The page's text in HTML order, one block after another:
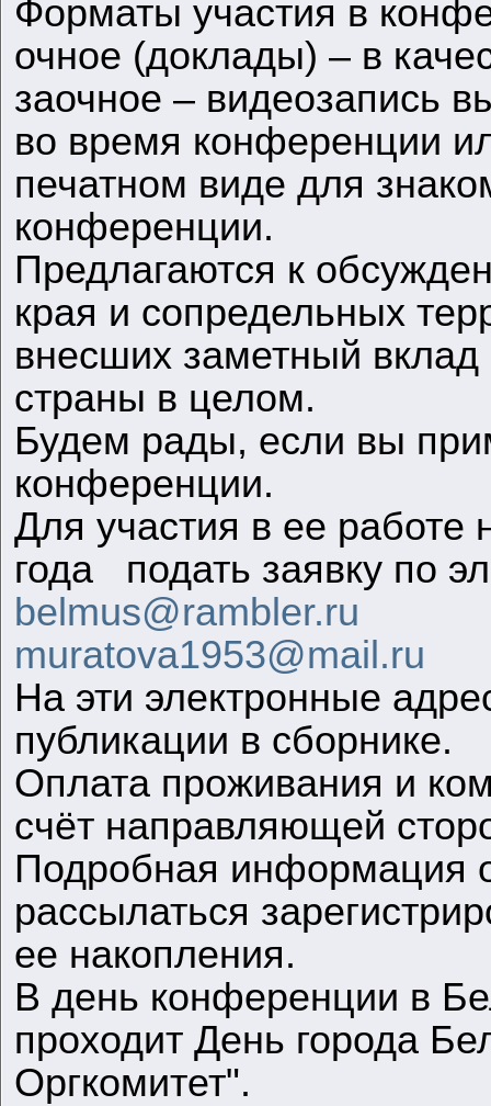
Форматы участия в
очное (доклады) – в
заочное – видеозапись
во время конференции
печатном виде для
конференции.
Предлагаются к
края и сопредельных
внесших заметный вклад
страны в целом.
Будем рады, если вы
конференции.
Для участия в ее
года подать заявку по
belmus@rambler.ru
muratova1953@mail.ru
На эти электронные
публикации в сборнике.
Оплата проживания и
счёт направляющей
Подробная информация
рассылаться
ее накопления.
В день конференции в
проходит День города
Оргкомитет".